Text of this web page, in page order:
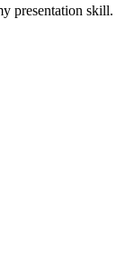
presentation skill.